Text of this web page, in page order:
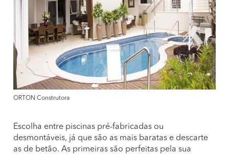
ORTON Construtora
Escolha entre piscinas pré-fabricadas ou
desmontáveis, já que são as mais baratas e descarte
as de betão. As primeiras são perfeitas pela sua